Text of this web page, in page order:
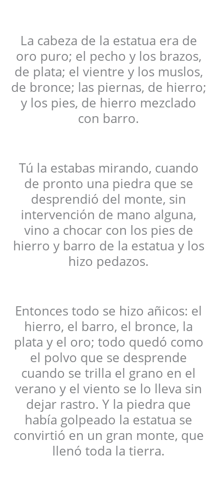
La cabeza de la estatua era de
oro puro; el pecho y los brazos,
de plata; el vientre y los muslos,
de bronce; las piernas, de hierro;
y los pies, de hierro mezclado
con barro.
Tú la estabas mirando, cuando
de pronto una piedra que se
desprendió del monte, sin
intervención de mano alguna,
vino a chocar con los pies de
hierro y barro de la estatua y los
hizo pedazos.
Entonces todo se hizo añicos: el
hierro, el barro, el bronce, la
plata y el oro; todo quedó como
el polvo que se desprende
cuando se trilla el grano en el
verano y el viento se lo lleva sin
dejar rastro. Y la piedra que
había golpeado la estatua se
convirtió en un gran monte, que
llenó toda la tierra.